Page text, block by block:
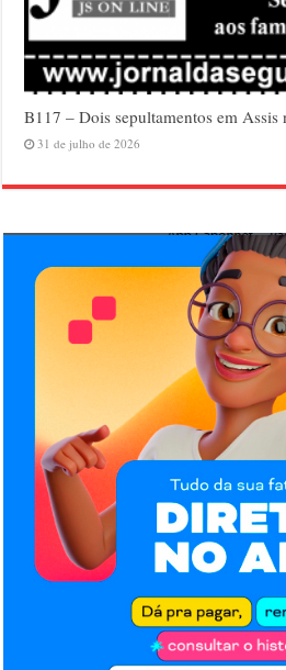
B117 – Dois sepultamentos em Assis
31 de julho de 2026